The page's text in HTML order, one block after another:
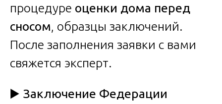
процедуре оценки дома перед
сносом, образцы заключений.
После заполнения заявки с вами
свяжется эксперт.
▶️ Заключение Федерации